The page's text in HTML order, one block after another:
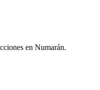
en Numarán.